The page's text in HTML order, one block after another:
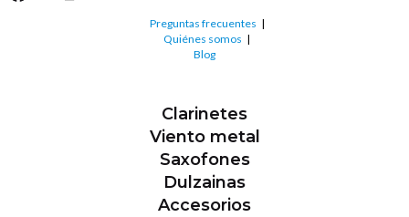
Preguntas frecuentes
Quiénes somos
Blog
Clarinetes
Viento metal
Saxofones
Dulzainas
Accesorios